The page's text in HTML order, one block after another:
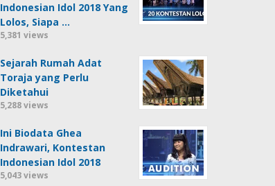
Indonesian Idol 2018 Yang
Lolos, Siapa …
5,381 views
Sejarah Rumah Adat
Toraja yang Perlu
Diketahui
5,288 views
Ini Biodata Ghea
Indrawari, Kontestan
Indonesian Idol 2018
5,043 views